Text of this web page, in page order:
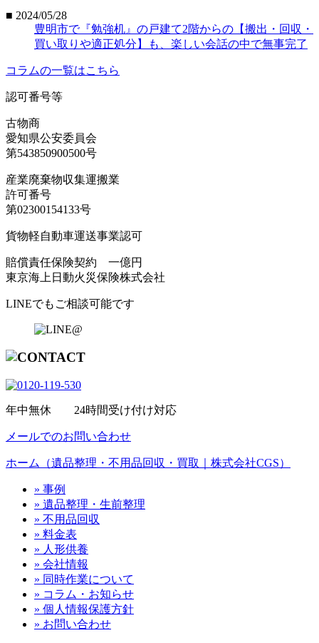
■ 2024/05/28
豊明市で『勉強机』の戸建て2階からの【搬出・回収・
買い取りや適正処分】も、楽しい会話の中で無事完了
コラムの一覧はこちら
認可番号等
古物商
愛知県公安委員会
第543850900500号
産業廃棄物収集運搬業
許可番号
第02300154133号
貨物軽自動車運送事業認可
賠償責任保険契約 一億円
東京海上日動火災保険株式会社
LINEでもご相談可能です
年中無休 24時間受け付け対応
メールでのお問い合わせ
ホーム（遺品整理・不用品回収・買取｜株式会社CGS）
» 事例
» 遺品整理・生前整理
» 不用品回収
» 料金表
» 人形供養
» 会社情報
» 同時作業について
» コラム・お知らせ
» 個人情報保護方針
» お問い合わせ